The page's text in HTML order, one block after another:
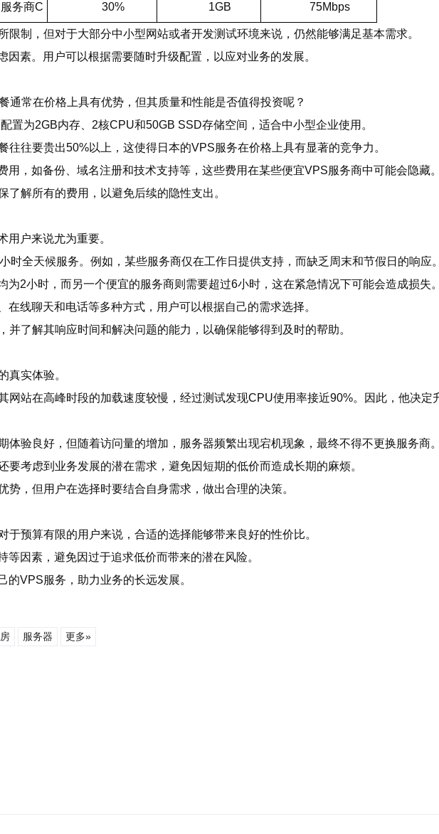
服务商C 30% 1GB 75Mbps
制，但对于大部分中小型网站或者开发测试环境来说，仍然能够满足基本需求。
素。用户可以根据需要随时升级配置，以应对业务的发展。
常在价格上具有优势，但其质量和性能是否值得投资呢？
置为2GB内存、2核CPU和50GB SSD存储空间，适合中小型企业使用。
往要贵出50%以上，这使得日本的VPS服务在价格上具有显著的竞争力。
，如备份、域名注册和技术支持等，这些费用在某些便宜VPS服务商中可能会隐藏。
解所有的费用，以避免后续的隐性支出。
户来说尤为重要。
全天候服务。例如，某些服务商仅在工作日提供支持，而缺乏周末和节假日的响应。
2小时，而另一个便宜的服务商则需要超过6小时，这在紧急情况下可能会造成损失。
线聊天和电话等多种方式，用户可以根据自己的需求选择。
了解其响应时间和解决问题的能力，以确保能够得到及时的帮助。
真实体验。
网站在高峰时段的加载速度较慢，经过测试发现CPU使用率接近90%。因此，他决定
验良好，但随着访问量的增加，服务器频繁出现宕机现象，最终不得不更换服务商。
考虑到业务发展的潜在需求，避免因短期的低价而造成长期的麻烦。
，但用户在选择时要结合自身需求，做出合理的决策。
预算有限的用户来说，合适的选择能够带来良好的性价比。
因素，避免因过于追求低价而带来的潜在风险。
VPS服务，助力业务的长远发展。
服务器 更多»